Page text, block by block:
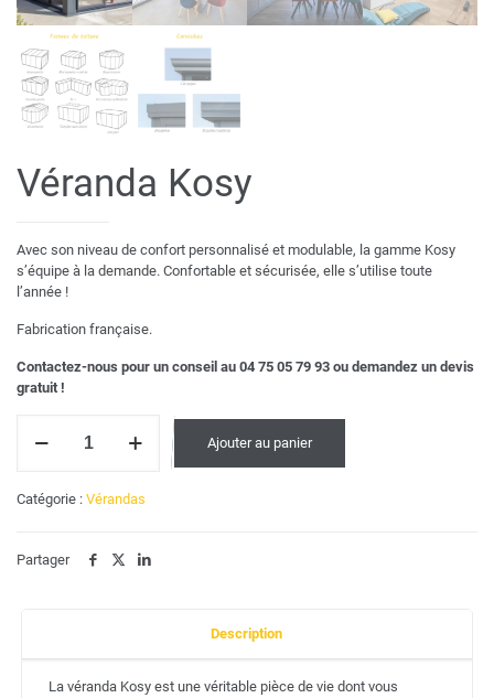
Véranda Kosy
Avec son niveau de confort personnalisé et modulable, la gamme Kosy
s’équipe à la demande. Confortable et sécurisée, elle s’utilise toute
l’année !
Fabrication française.
Contactez-nous pour un conseil au 04 75 05 79 93 ou demandez un devis
gratuit !
Ajouter au panier
Catégorie : Vérandas
Partager
Description
La véranda Kosy est une véritable pièce de vie dont vous